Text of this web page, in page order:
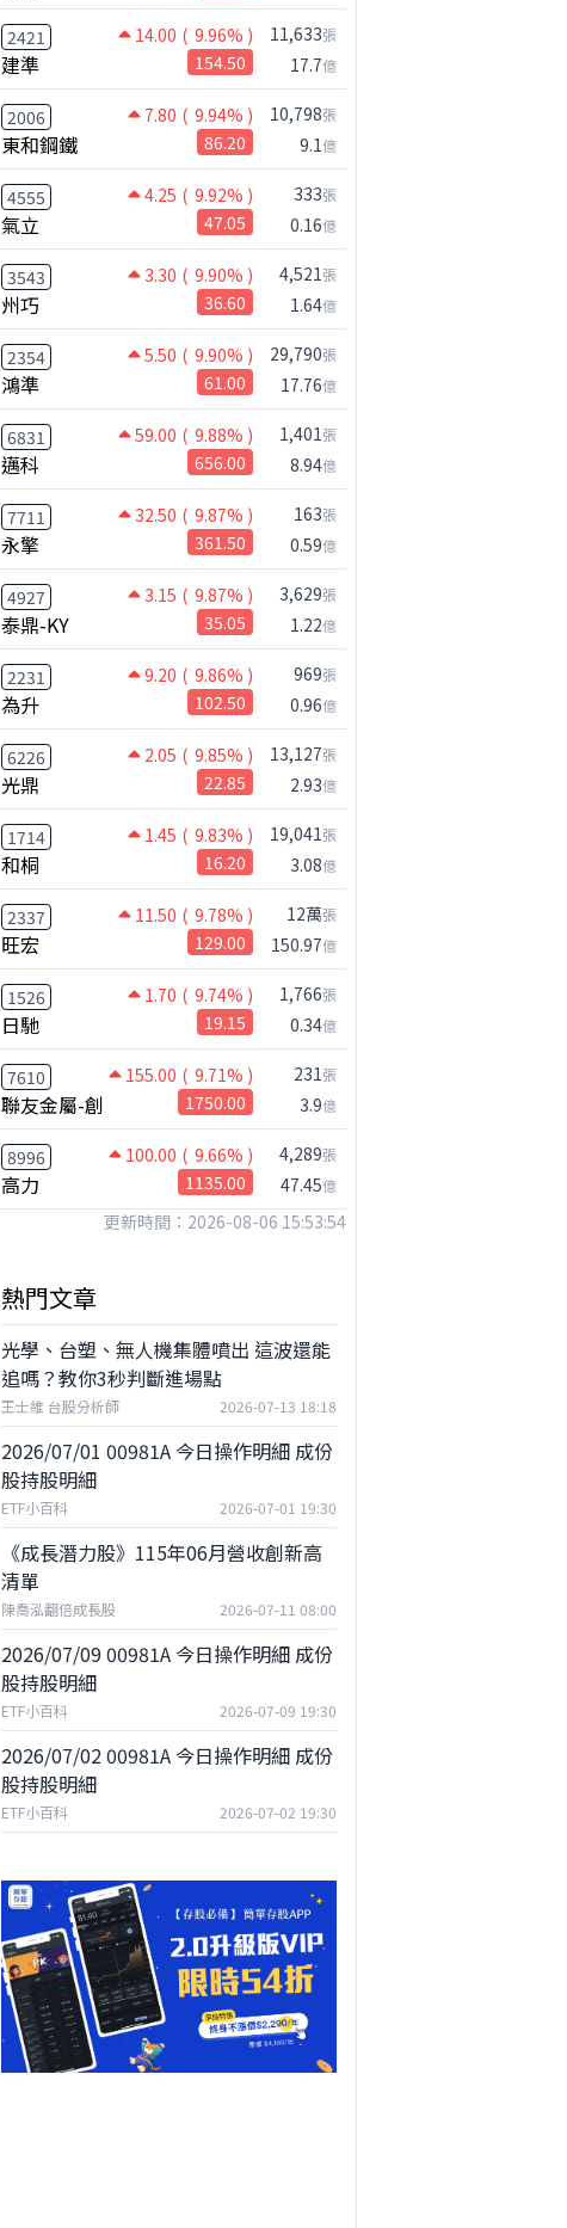
2024年第1季
99,336
69,766
328
3,195
187
63,548
104
51,037
37,335
543
325,379
181,580
189,637
299,571
131,223
168,348
42,947
51,278
2,760
38,255
10,263
765,013
132,328
15,584
29,388
33,936
1,185
171,871
27,253
218,062
502,305
2421 14.00 ( 9.96% )
建準 154.50
11,633張
17.7億
2006 7.80 ( 9.94% )
東和鋼鐵 86.20
10,798張
9.1億
4555 4.25 ( 9.92% )
氣立 47.05
333張
0.16億
3543 3.30 ( 9.90% )
州巧 36.60
4,521張
1.64億
2354 5.50 ( 9.90% )
鴻準 61.00
29,790張
17.76億
6831 59.00 ( 9.88% )
邁科 656.00
1,401張
8.94億
7711 32.50 ( 9.87% )
永擎 361.50
163張
0.59億
4927 3.15 ( 9.87% )
泰鼎-KY 35.05
3,629張
1.22億
2231 9.20 ( 9.86% )
為升 102.50
969張
0.96億
6226 2.05 ( 9.85% )
光鼎 22.85
13,127張
2.93億
1714 1.45 ( 9.83% )
和桐 16.20
19,041張
3.08億
2337 11.50 ( 9.78% )
旺宏 129.00
12萬張
150.97億
1526 1.70 ( 9.74% )
日馳 19.15
1,766張
0.34億
7610 155.00 ( 9.71% )
聯友金屬-創 1750.00
231張
3.9億
8996 100.00 ( 9.66% )
高力 1135.00
4,289張
47.45億
更新時間：2026-08-06 15:53:54
熱門文章
光學、台塑、無人機集體噴出 這波還能
追嗎？教你3秒判斷進場點
王士維 台股分析師 2026-07-13 18:18
2026/07/01 00981A 今日操作明細 成份
股持股明細
ETF小百科 2026-07-01 19:30
《成長潛力股》115年06月營收創新高
清單
陳喬泓翻倍成長股 2026-07-11 08:00
2026/07/09 00981A 今日操作明細 成份
股持股明細
ETF小百科 2026-07-09 19:30
2026/07/02 00981A 今日操作明細 成份
股持股明細
ETF小百科 2026-07-02 19:30